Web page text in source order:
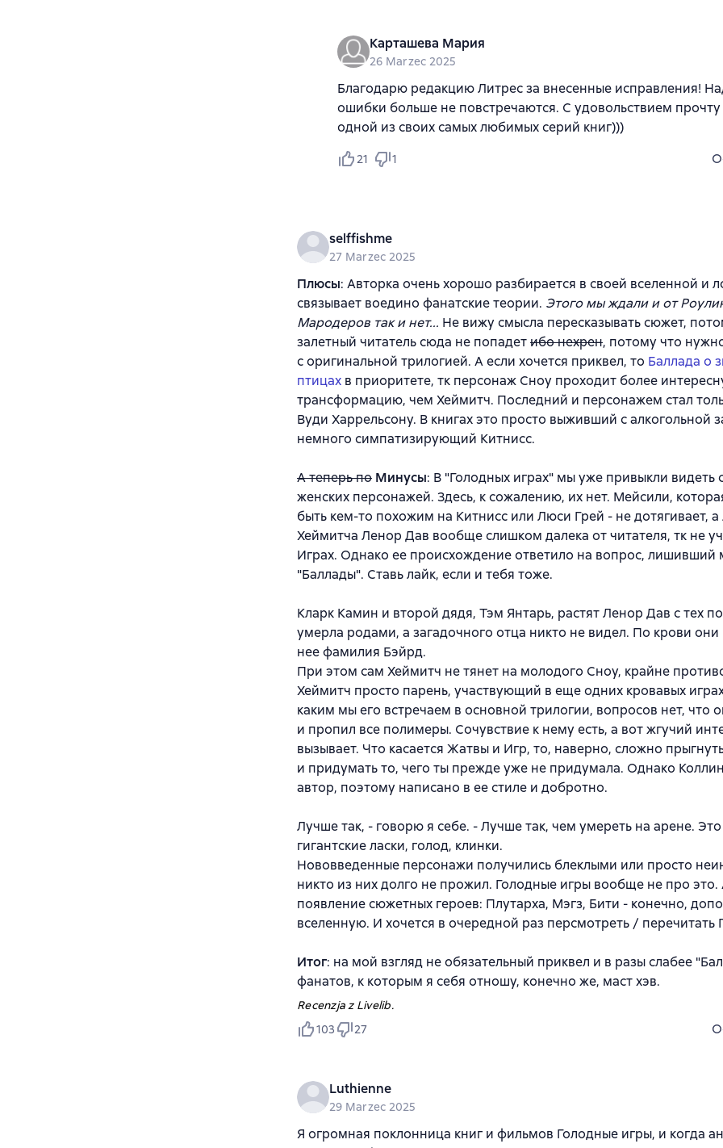
Карташева Мария
26 Marzec 2025
Благодарю редакцию Литрес за внесенные исправления!
ошибки больше не повстречаются. С удовольствием
одной из своих самых любимых серий книг)))
21 1
selffishme
27 Marzec 2025
Плюсы: Авторка очень хорошо разбирается в своей вселенной и
связывает воедино фанатские теории. Этого мы ждали и от
Мародеров так и нет... Не вижу смысла пересказывать сюжет,
залетный читатель сюда не попадетибо нехрен, потому что
с оригинальной трилогией. А если хочется приквел, то Баллада о
птицах в приоритете, тк персонаж Сноу проходит более
трансформацию, чем Хеймитч. Последний и персонажем стал
Вуди Харрельсону. В книгах это просто выживший с алкогольной
немного симпатизирующий Китнисс.
А теперь по Минусы: В "Голодных играх" мы уже привыкли видеть
женских персонажей. Здесь, к сожалению, их нет. Мейсили,
быть кем-то похожим на Китнисс или Люси Грей - не дотягивает,
Хеймитча Ленор Дав вообще слишком далека от читателя, тк не
Играх. Однако ее происхождение ответило на вопрос, лишивший
"Баллады". Ставь лайк, если и тебя тоже.
Кларк Камин и второй дядя, Тэм Янтарь, растят Ленор Дав с тех
умерла родами, а загадочного отца никто не видел. По крови
нее фамилия Бэйрд.
При этом сам Хеймитч не тянет на молодого Сноу, крайне
Хеймитч просто парень, участвующий в еще одних кровавых
каким мы его встречаем в основной трилогии, вопросов нет, что
и пропил все полимеры. Сочувствие к нему есть, а вот жгучий
вызывает. Что касается Жатвы и Игр, то, наверно, сложно
и придумать то, чего ты прежде уже не придумала. Однако
автор, поэтому написано в ее стиле и добротно.
Лучше так, - говорю я себе. - Лучше так, чем умереть на арене.
гигантские ласки, голод, клинки.
Нововведенные персонажи получились блеклыми или просто
никто из них долго не прожил. Голодные игры вообще не про это.
появление сюжетных героев: Плутарха, Мэгз, Бити - конечно,
вселенную. И хочется в очередной раз персмотреть / перечитать
Итог: на мой взгляд не обязательный приквел и в разы слабее
фанатов, к которым я себя отношу, конечно же, маст хэв.
Recenzja z Livelib.
103
27
Luthienne
29 Marzec 2025
Я огромная поклонница книг и фильмов Голодные игры, и когда